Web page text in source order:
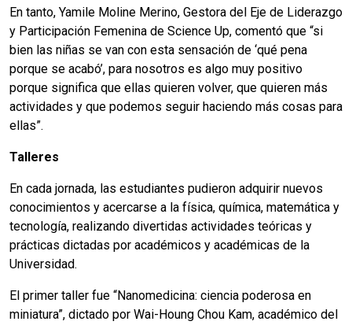
En tanto, Yamile Moline Merino, Gestora del Eje de Liderazgo
y Participación Femenina de Science Up, comentó que “si
bien las niñas se van con esta sensación de ‘qué pena
porque se acabó’, para nosotros es algo muy positivo
porque significa que ellas quieren volver, que quieren más
actividades y que podemos seguir haciendo más cosas para
ellas”.
Talleres
En cada jornada, las estudiantes pudieron adquirir nuevos
conocimientos y acercarse a la física, química, matemática y
tecnología, realizando divertidas actividades teóricas y
prácticas dictadas por académicos y académicas de la
Universidad.
El primer taller fue “Nanomedicina: ciencia poderosa en
miniatura”, dictado por Wai-Houng Chou Kam, académico del